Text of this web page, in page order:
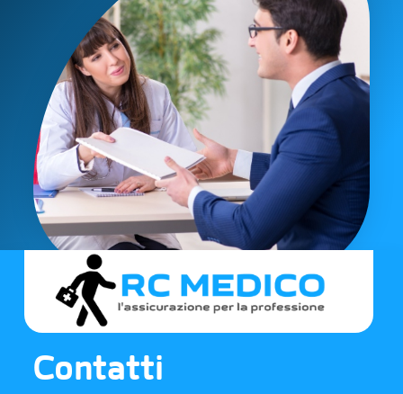
Contatti